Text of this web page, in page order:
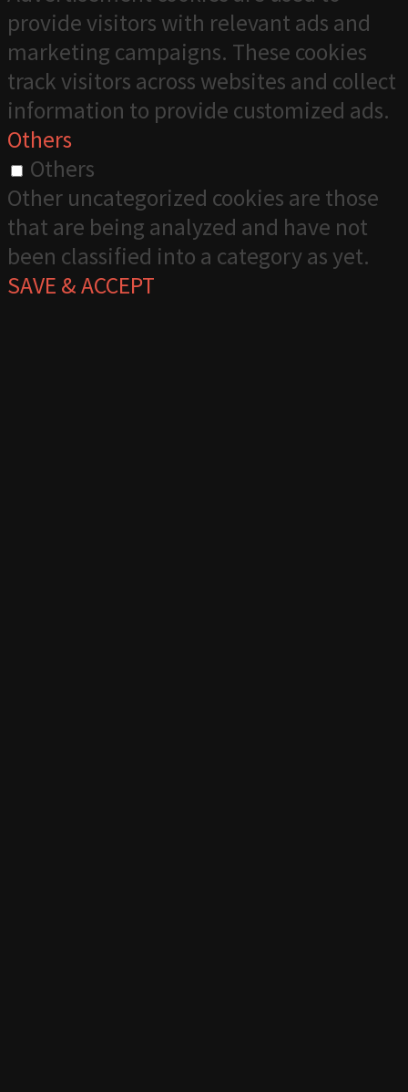
provide visitors with relevant ads and
marketing campaigns. These cookies
track visitors across websites and collect
information to provide customized ads.
Others
Others
Other uncategorized cookies are those
that are being analyzed and have not
been classified into a category as yet.
SAVE & ACCEPT